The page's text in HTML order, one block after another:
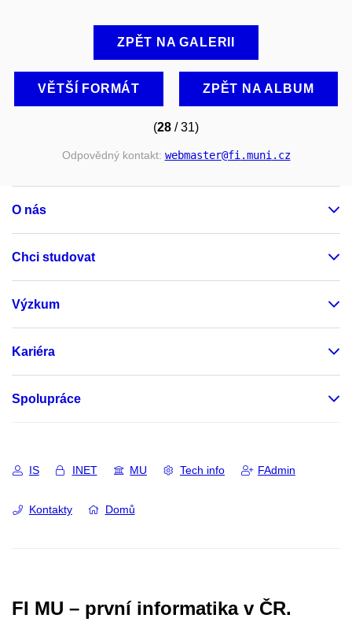
ZPĚT NA GALERII
VĚTŠÍ FORMÁT ZPĚT NA ALBUM
(28 / 31)
Odpovědný kontakt: webmaster@fi .muni .cz
O nás
Chci studovat
Výzkum
Kariéra
Spolupráce
IS INET MU Tech info FAdmin
Kontakty Domů
FI MU – první informatika v ČR.